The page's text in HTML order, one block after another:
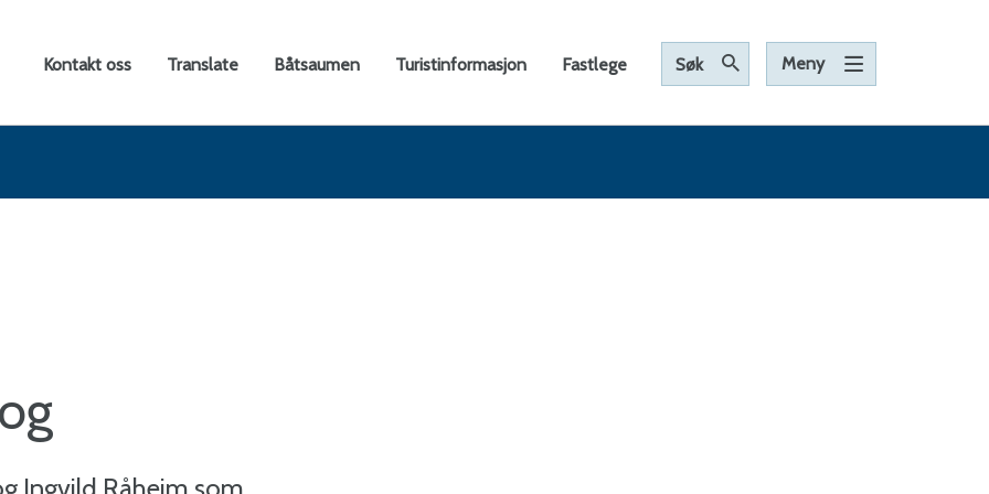
Kontakt oss Translate Båtsaumen Turistinformasjon Fastlege Søk Meny